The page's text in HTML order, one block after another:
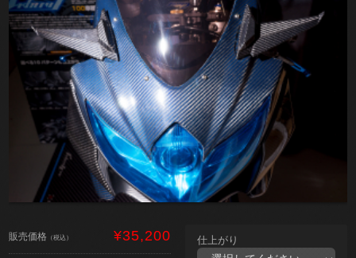
販売価格 （税込） ¥35,200 仕上がり